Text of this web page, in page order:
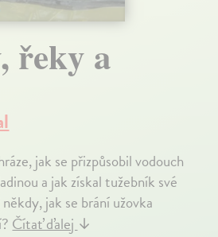
řeky a
jak se přizpůsobil vodouch
a jak získal tužebník své
jak se brání užovka
Čítať ďalej↓